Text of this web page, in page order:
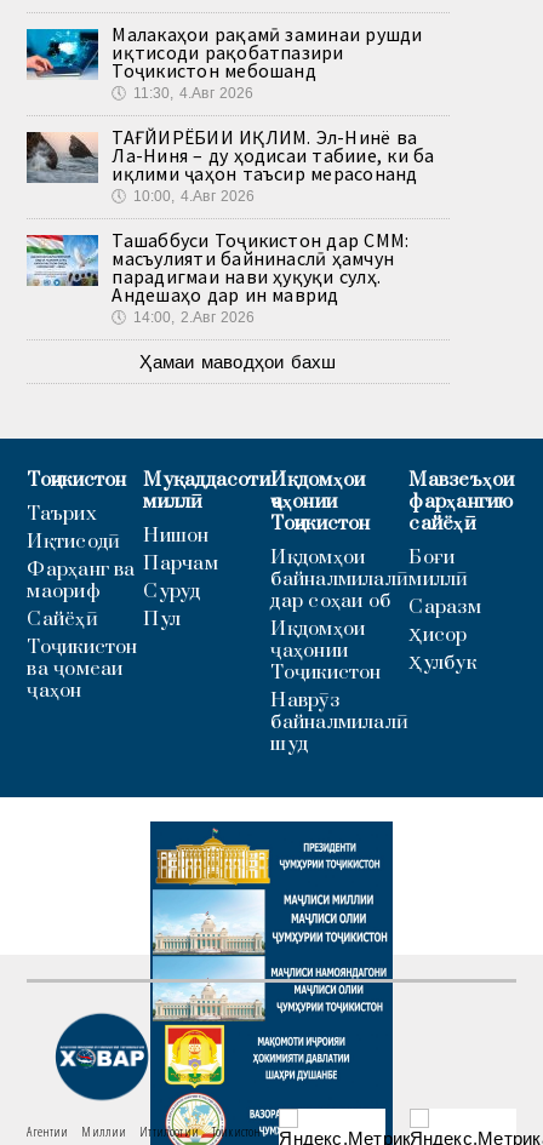
Малакаҳои рақамӣ заминаи рушди
иқтисоди рақобатпазири
Тоҷикистон мебошанд
🕔 11:30, 4.Авг 2026
ТАҒЙИРЁБИИ ИҚЛИМ. Эл-Нинё ва
Ла-Ниня – ду ҳодисаи табиие, ки ба
иқлими ҷаҳон таъсир мерасонанд
🕔 10:00, 4.Авг 2026
Ташаббуси Тоҷикистон дар СММ:
масъулияти байнинаслӣ ҳамчун
парадигмаи нави ҳуқуқи сулҳ.
Андешаҳо дар ин маврид
🕔 14:00, 2.Авг 2026
Ҳамаи маводҳои бахш
Тоҷикистон
Таърих
Иқтисодӣ
Фарҳанг ва
маориф
Сайёҳӣ
Тоҷикистон
ва ҷомеаи
ҷаҳон
Муқаддасоти
миллӣ
Нишон
Парчам
Суруд
Пул
Иқдомҳои
ҷаҳонии
Тоҷикистон
Иқдомҳои
байналмилалӣ
дар соҳаи об
Иқдомҳои
ҷаҳонии
Тоҷикистон
Наврӯз
байналмилалӣ
шуд
Мавзеъҳои
фарҳангию
сайёҳӣ
Боғи
миллӣ
Саразм
Ҳисор
Ҳулбук
Агентии Миллии Иттилоотии Тоҷикистон